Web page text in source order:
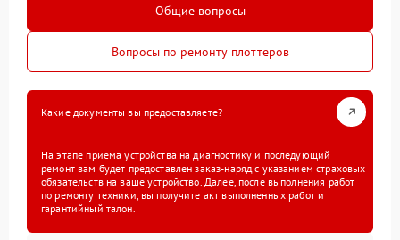
Общие вопросы
Вопросы по ремонту плоттеров
Какие документы вы предоставляете?
На этапе приема устройства на диагностику и последующий
ремонт вам будет предоставлен заказ-наряд с указанием страховых
обязательств на ваше устройство. Далее, после выполнения работ
по ремонту техники, вы получите акт выполненных работ и
гарантийный талон.